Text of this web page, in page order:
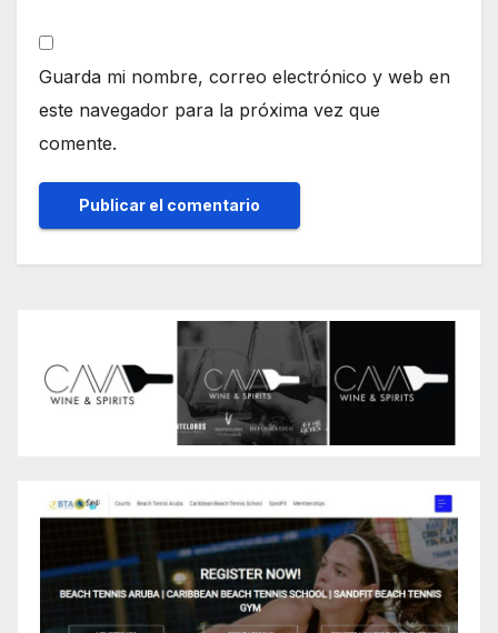
Guarda mi nombre, correo electrónico y web en
este navegador para la próxima vez que
comente.